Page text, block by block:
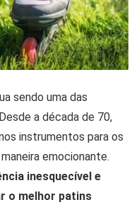
sendo uma das
a década de 70,
instrumentos para os
emocionante.
inesquecível e
o melhor patins